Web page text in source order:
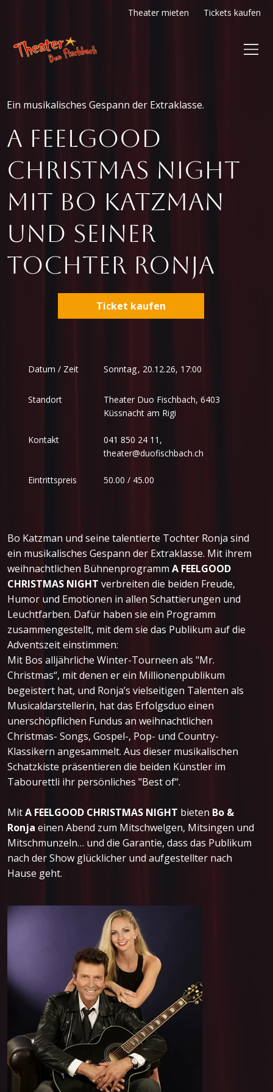
Theater mieten Tickets kaufen
Ein musikalisches Gespann der Extraklasse.
A FEELGOOD
CHRISTMAS NIGHT
mit Bo Katzman
und seiner
Tochter Ronja
Ticket kaufen
Datum / Zeit Sonntag, 20.12.26, 17:00
Standort
Theater Duo Fischbach, 6403
Küssnacht am Rigi
Kontakt
041 850 24 11,
theater@duofischbach.ch
Eintrittspreis 50.00 / 45.00
Bo Katzman und seine talentierte Tochter Ronja sind
ein musikalisches Gespann der Extraklasse. Mit ihrem
weihnachtlichen Bühnenprogramm A FEELGOOD
CHRISTMAS NIGHTverbreiten die beiden Freude,
Humor und Emotionen in allen Schattierungen und
Leuchtfarben. Dafür haben sie ein Programm
zusammengestellt, mit dem sie das Publikum auf die
Adventszeit einstimmen:
Mit Bos alljährliche Winter-Tourneen als "Mr.
Christmas“, mit denen er ein Millionenpublikum
begeistert hat, und Ronja’s vielseitigen Talenten als
Musicaldarstellerin, hat das Erfolgsduo einen
unerschöpflichen Fundus an weihnachtlichen
Christmas- Songs, Gospel-, Pop- und Country-
Klassikern angesammelt. Aus dieser musikalischen
Schatzkiste präsentieren die beiden Künstler im
Tabourettli ihr persönliches "Best of“.
MitA FEELGOOD CHRISTMAS NIGHT bieten Bo &
Ronja einen Abend zum Mitschwelgen, Mitsingen und
Mitschmunzeln… und die Garantie, dass das Publikum
nach der Show glücklicher und aufgestellter nach
Hause geht.